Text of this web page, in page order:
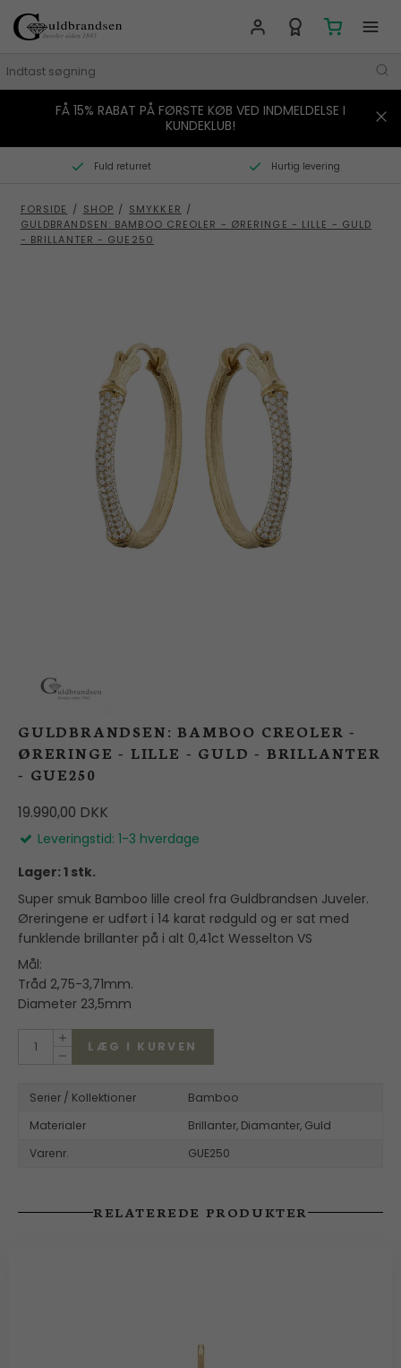
MÆRKER
SMYKKER
BOLIG
KONTAKT OS
KUNDEKLUB
FÅ 15% RABAT PÅ FØRSTE KØB VED INDMELDELSE I
KUNDEKLUB!
Fuld returret Hurtig levering
FORSIDE / SHOP / SMYKKER /
GULDBRANDSEN: BAMBOO CREOLER - ØRERINGE - LILLE - GULD
- BRILLANTER - GUE250
GULDBRANDSEN: BAMBOO CREOLER -
ØRERINGE - LILLE - GULD - BRILLANTER
- GUE250
19.990,00 DKK
Leveringstid: 1-3 hverdage
Lager: 1 stk.
Super smuk Bamboo lille creol fra Guldbrandsen Juveler.
Øreringene er udført i 14 karat rødguld og er sat med
funklende brillanter på i alt 0,41ct Wesselton VS
Mål:
Tråd 2,75-3,71mm.
Diameter 23,5mm
LÆG I KURVEN
Serier / Kollektioner
Bamboo
Materialer
Brillanter, Diamanter, Guld
Varenr.
GUE250
RELATEREDE PRODUKTER